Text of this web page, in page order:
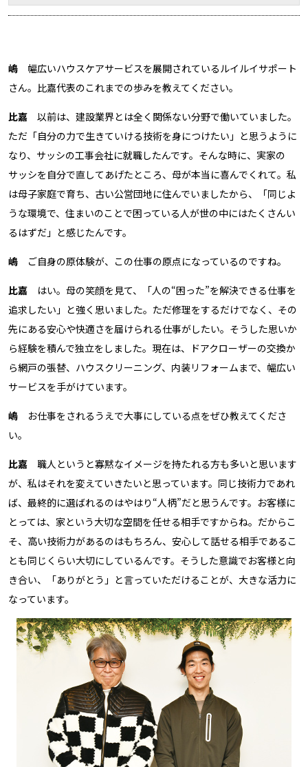
嶋 幅広いハウスケアサービスを展開されているルイルイサポート
さん。比嘉代表のこれまでの歩みを教えてください。
比嘉 以前は、建設業界とは全く関係ない分野で働いていました。
ただ「自分の力で生きていける技術を身につけたい」と思うように
なり、サッシの工事会社に就職したんです。そんな時に、実家の
サッシを自分で直してあげたところ、母が本当に喜んでくれて。私
は母子家庭で育ち、古い公営団地に住んでいましたから、「同じよ
うな環境で、住まいのことで困っている人が世の中にはたくさんい
るはずだ」と感じたんです。
嶋 ご自身の原体験が、この仕事の原点になっているのですね。
比嘉 はい。母の笑顔を見て、「人の“困った”を解決できる仕事を
追求したい」と強く思いました。ただ修理をするだけでなく、その
先にある安心や快適さを届けられる仕事がしたい。そうした思いか
ら経験を積んで独立をしました。現在は、ドアクローザーの交換か
ら網戸の張替、ハウスクリーニング、内装リフォームまで、幅広い
サービスを手がけています。
嶋 お仕事をされるうえで大事にしている点をぜひ教えてくださ
い。
比嘉 職人というと寡黙なイメージを持たれる方も多いと思います
が、私はそれを変えていきたいと思っています。同じ技術力であれ
ば、最終的に選ばれるのはやはり“人柄”だと思うんです。お客様に
とっては、家という大切な空間を任せる相手ですからね。だからこ
そ、高い技術力があるのはもちろん、安心して話せる相手であるこ
とも同じくらい大切にしているんです。そうした意識でお客様と向
き合い、「ありがとう」と言っていただけることが、大きな活力に
なっています。